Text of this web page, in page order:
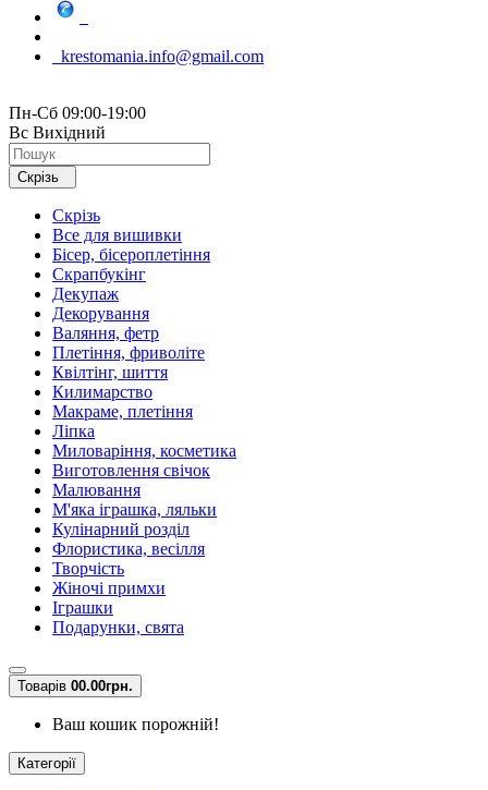
krestomania.info@gmail.com
Пн-Сб 09:00-19:00
Вс Вихідний
Скрізь
Скрізь
Все для вишивки
Бісер, бісероплетіння
Скрапбукінг
Декупаж
Декорування
Валяння, фетр
Плетіння, фриволіте
Квілтінг, шиття
Килимарство
Макраме, плетіння
Ліпка
Миловаріння, косметика
Виготовлення свічок
Малювання
М'яка іграшка, ляльки
Кулінарний розділ
Флористика, весілля
Творчість
Жіночі примхи
Іграшки
Подарунки, свята
Товарів 00.00грн.
Ваш кошик порожній!
Категорії